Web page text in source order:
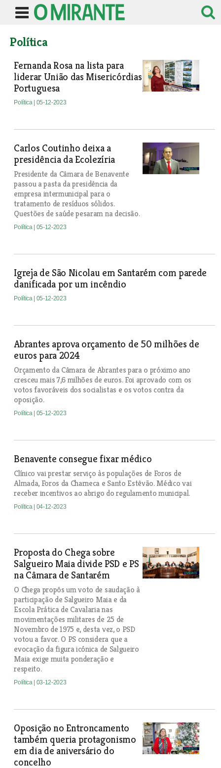
Política
Fernanda Rosa na lista para
liderar União das Misericórdias
Portuguesa
Política | 05-12-2023
Carlos Coutinho deixa a
presidência da Ecolezíria
Presidente da Câmara de Benavente
passou a pasta da presidência da
empresa intermunicipal para o
tratamento de resíduos sólidos.
Questões de saúde pesaram na decisão.
Política | 05-12-2023
Igreja de São Nicolau em Santarém com parede
danificada por um incêndio
Política | 05-12-2023
Abrantes aprova orçamento de 50 milhões de
euros para 2024
Orçamento da Câmara de Abrantes para o próximo ano
cresceu mais 7,6 milhões de euros. Foi aprovado com os
votos favoráveis dos socialistas e os votos contra da
oposição.
Política | 05-12-2023
Benavente consegue fixar médico
Clínico vai prestar serviço às populações de Foros de
Almada, Foros da Charneca e Santo Estêvão. Médico vai
receber incentivos ao abrigo do regulamento municipal.
Política | 04-12-2023
Proposta do Chega sobre
Salgueiro Maia divide PSD e PS
na Câmara de Santarém
O Chega propôs um voto de saudação à
participação de Salgueiro Maia e da
Escola Prática de Cavalaria nas
movimentações militares de 25 de
Novembro de 1975 e, desta vez, o PSD
votou a favor. O PS considera que a
evocação da figura icónica de Salgueiro
Maia exige muita ponderação e
respeito.
Política | 03-12-2023
Oposição no Entroncamento
também queria protagonismo
em dia de aniversário do
concelho